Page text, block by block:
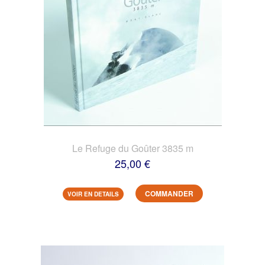
Le Refuge du Goûter 3835 m
25,00 €
VOIR EN DETAILS COMMANDER